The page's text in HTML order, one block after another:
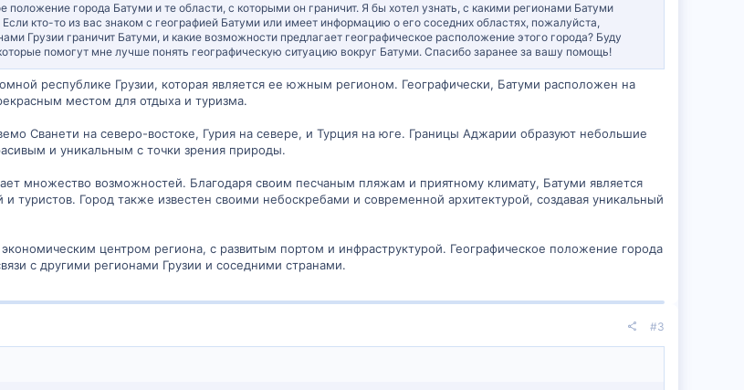
положение города Батуми и те области, с которыми он граничит. Я бы хотел узнать, с какими регионами Батуми
кто-то из вас знаком с географией Батуми или имеет информацию о его соседних областях, пожалуйста,
Грузии граничит Батуми, и какие возможности предлагает географическое расположение этого города? Буду
помогут мне лучше понять географическую ситуацию вокруг Батуми. Спасибо заранее за вашу помощь!
республике Грузии, которая является ее южным регионом. Географически, Батуми расположен на
местом для отдыха и туризма.
Сванети на северо-востоке, Гурия на севере, и Турция на юге. Границы Аджарии образуют небольшие
и уникальным с точки зрения природы.
множество возможностей. Благодаря своим песчаным пляжам и приятному климату, Батуми является
туристов. Город также известен своими небоскребами и современной архитектурой, создавая уникальный
центром региона, с развитым портом и инфраструктурой. Географическое положение города
с другими регионами Грузии и соседними странами.
#3